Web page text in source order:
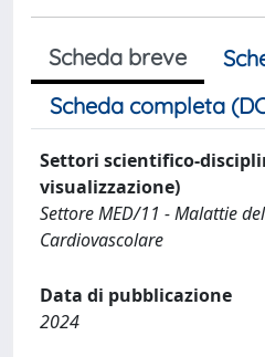
Scheda breve
Scheda completa
Settori scientifico-
visualizzazione)
Settore MED/11 - Malattie
Cardiovascolare
Data di pubblicazione
2024